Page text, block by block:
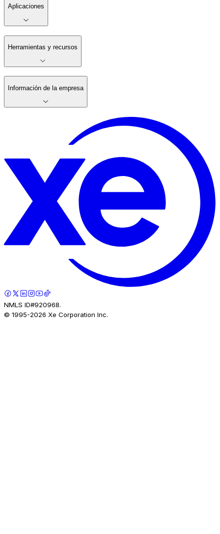
Aplicaciones
Herramientas y recursos
Información de la empresa
NMLS ID#920968.
© 1995-2026 Xe Corporation Inc.